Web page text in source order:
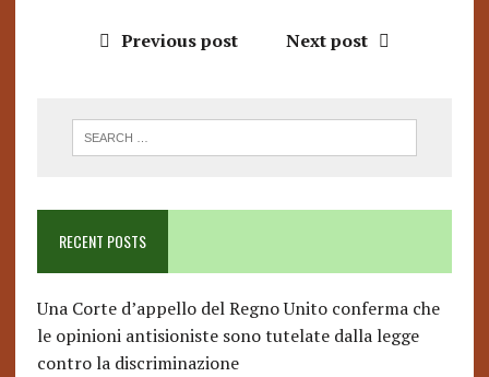
Previous post Next post
RECENT POSTS
Una Corte d’appello del Regno Unito conferma che
le opinioni antisioniste sono tutelate dalla legge
contro la discriminazione